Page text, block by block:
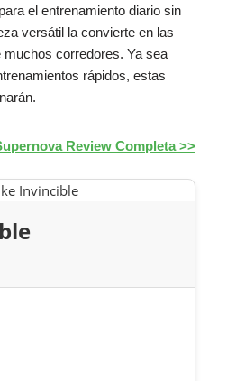
el entrenamiento diario sin
versátil la convierte en las
corredores. Ya sea
rápidos, estas
Review Completa >>